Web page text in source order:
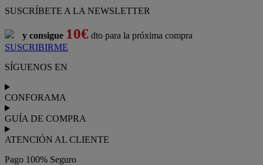
SUSCRÍBETE A LA NEWSLETTER
y consigue 10€ dto para la próxima compra
SUSCRIBIRME
SÍGUENOS EN
CONFORAMA
GUÍA DE COMPRA
ATENCIÓN AL CLIENTE
Pago 100% Seguro